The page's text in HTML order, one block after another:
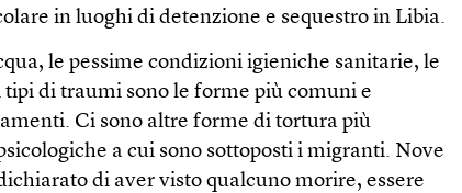
in luoghi di detenzione e sequestro in Libia.
le pessime condizioni igieniche sanitarie, le
di traumi sono le forme più comuni e
Ci sono altre forme di tortura più
a cui sono sottoposti i migranti. Nove
di aver visto qualcuno morire, essere